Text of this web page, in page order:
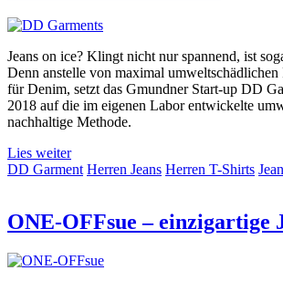
Jeans on ice? Klingt nicht nur spannend, ist
Denn anstelle von maximal
für Denim, setzt das Gmundner Start-up DD
2018 auf die im eigenen Labor entwickelte
nachhaltige Methode.
Lies weiter
DD Garment Herren Jeans Herren T-Shirts
ONE-OFFsue – einzigartige